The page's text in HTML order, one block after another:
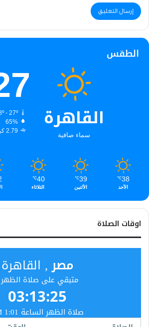
الطقس
القاهرة
سماء صافية
38º - 27º
65%
2.79 كيلومتر/ساعة
38
℃
الأحد
39
℃
الأثنين
40
℃
الثلاثاء
اوقات الصلاة